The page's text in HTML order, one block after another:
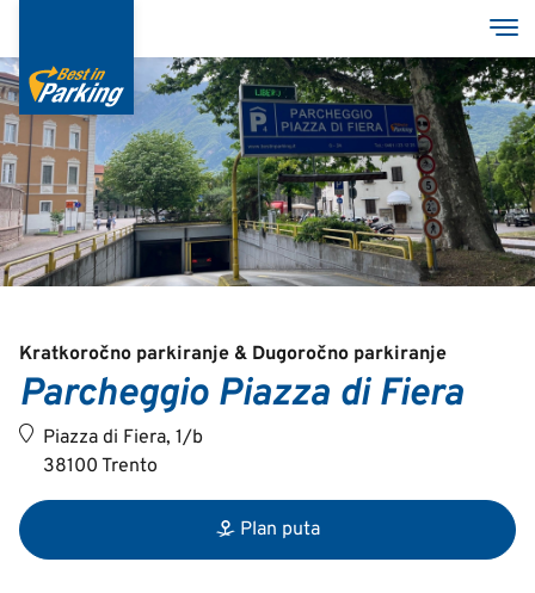
glavni
sadržaj
Services
Garages
Group
MyBestInParking - ONLINE
Kratkoročno parkiranje & Dugoročno parkiranje
Parcheggio Piazza di Fiera
Piazza di Fiera, 1/b
38100 Trento
Plan puta